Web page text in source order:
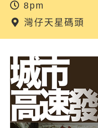
8pm
灣仔天星碼頭